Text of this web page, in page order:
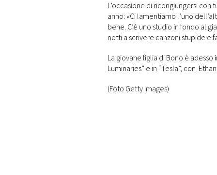
L’occasione di ricongiungersi
anno: «Ci lamentiamo l’uno
bene. C’è uno studio in fondo al
notti a scrivere canzoni stupide e
La giovane figlia di Bono è
Luminaries” e in “Tesla”, con
(Foto Getty Images)